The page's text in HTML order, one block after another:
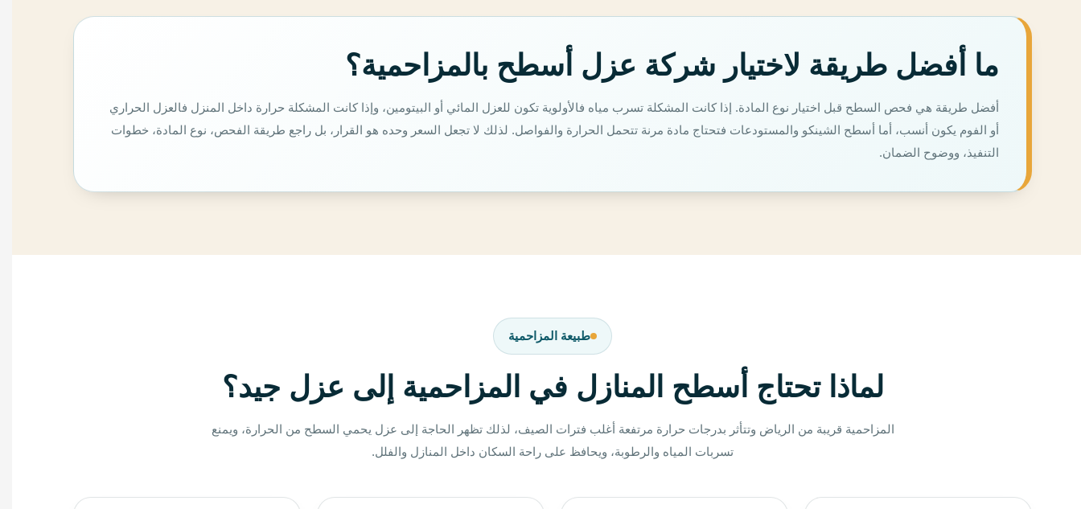
ما أفضل طريقة لاختيار شركة عزل أسطح بالمزاحمية؟
أفضل طريقة هي فحص السطح قبل اختيار نوع المادة. إذا كانت المشكلة تسرب مياه فالأولوية تكون للعزل المائي أو البيتومين، وإذا كانت المشكلة حرارة داخل المنزل فالعزل الحراري
أو الفوم يكون أنسب، أما أسطح الشينكو والمستودعات فتحتاج مادة مرنة تتحمل الحرارة والفواصل. لذلك لا تجعل السعر وحده هو القرار، بل راجع طريقة الفحص، نوع المادة، خطوات
التنفيذ، ووضوح الضمان.
طبيعة المزاحمية
لماذا تحتاج أسطح المنازل في المزاحمية إلى عزل جيد؟
المزاحمية قريبة من الرياض وتتأثر بدرجات حرارة مرتفعة أغلب فترات الصيف، لذلك تظهر الحاجة إلى عزل يحمي السطح من الحرارة، ويمنع
تسربات المياه والرطوبة، ويحافظ على راحة السكان داخل المنازل والفلل.